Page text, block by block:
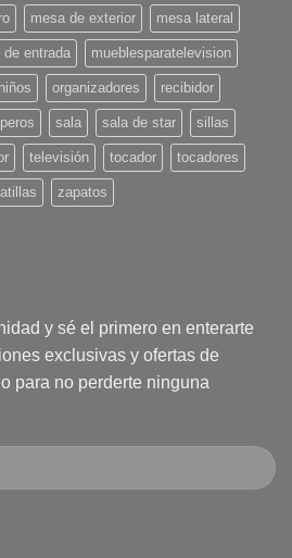
mesa de exterior mesa lateral
de entrada mueblesparatelevision
niños organizadores recibidor
sala sala de star sillas
televisión tocador tocadores
zapatos
y sé el primero en enterarte
exclusivas y ofertas de
para no perderte ninguna